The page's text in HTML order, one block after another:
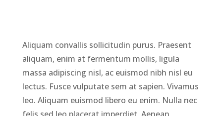
Aliquam convallis sollicitudin purus. Praesent
aliquam, enim at fermentum mollis, ligula
massa adipiscing nisl, ac euismod nibh nisl eu
lectus. Fusce vulputate sem at sapien. Vivamus
leo. Aliquam euismod libero eu enim. Nulla nec